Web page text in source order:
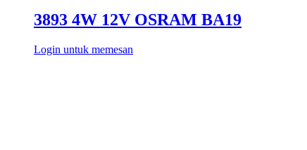
3893 4W 12V OSRAM BA19
Login untuk memesan